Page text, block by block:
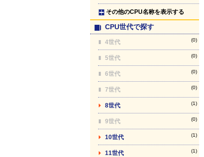
その他のCPU名称を表示する
CPU世代で探す
4世代 (0)
5世代 (0)
6世代 (0)
7世代 (0)
8世代 (1)
9世代 (0)
10世代 (1)
11世代 (1)